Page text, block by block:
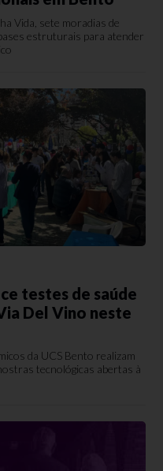
Vida, sete moradias de
estruturais para atender
testes de saúde
Del Vino neste
da UCS Bento realizam
tecnológicas abertas à